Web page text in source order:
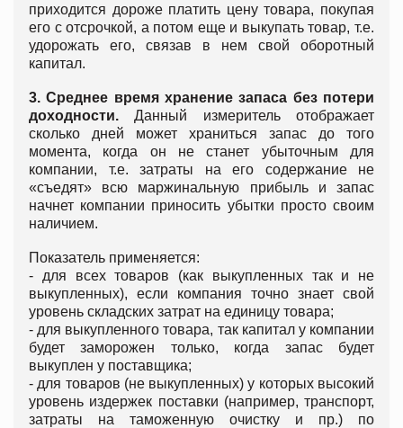
приходится дороже платить цену товара, покупая
его с отсрочкой, а потом еще и выкупать товар, т.е.
удорожать его, связав в нем свой оборотный
капитал.
3. Среднее время хранение запаса без потери
доходности. Данный измеритель отображает
сколько дней может храниться запас до того
момента, когда он не станет убыточным для
компании, т.е. затраты на его содержание не
«съедят» всю маржинальную прибыль и запас
начнет компании приносить убытки просто своим
наличием.
Показатель применяется:
- для всех товаров (как выкупленных так и не
выкупленных), если компания точно знает свой
уровень складских затрат на единицу товара;
- для выкупленного товара, так капитал у компании
будет заморожен только, когда запас будет
выкуплен у поставщика;
- для товаров (не выкупленных) у которых высокий
уровень издержек поставки (например, транспорт,
затраты на таможенную очистку и пр.) по